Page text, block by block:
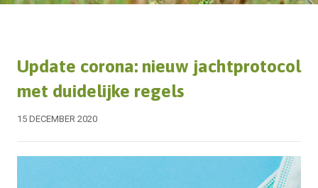
Update corona: nieuw jachtprotocol
met duidelijke regels
15 DECEMBER 2020